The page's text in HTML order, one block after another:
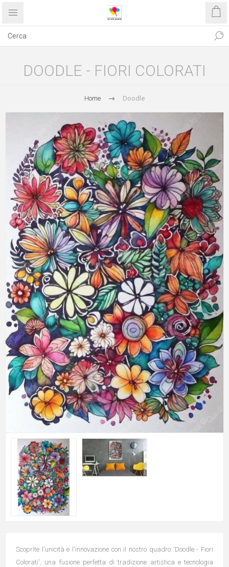
DOODLE - FIORI COLORATI
Home Doodle
Scoprite l'unicità e l'innovazione con il nostro quadro 'Doodle - Fiori
Colorati', una fusione perfetta di tradizione artistica e tecnologia